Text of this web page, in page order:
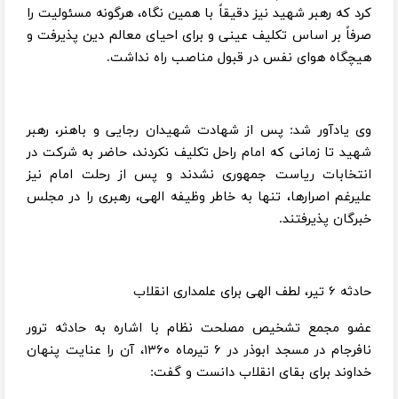
کرد که رهبر شهید نیز دقیقاً با همین نگاه، هرگونه مسئولیت را
صرفاً بر اساس تکلیف عینی و برای احیای معالم دین پذیرفت و
هیچگاه هوای نفس در قبول مناصب راه نداشت.
وی یادآور شد: پس از شهادت شهیدان رجایی و باهنر، رهبر
شهید تا زمانی که امام راحل تکلیف نکردند، حاضر به شرکت در
انتخابات ریاست جمهوری نشدند و پس از رحلت امام نیز
علیرغم اصرارها، تنها به خاطر وظیفه الهی، رهبری را در مجلس
خبرگان پذیرفتند.
حادثه ۶ تیر، لطف الهی برای علمداری انقلاب
عضو مجمع تشخیص مصلحت نظام با اشاره به حادثه ترور
نافرجام در مسجد ابوذر در ۶ تیرماه ۱۳۶۰، آن را عنایت پنهان
خداوند برای بقای انقلاب دانست و گفت: